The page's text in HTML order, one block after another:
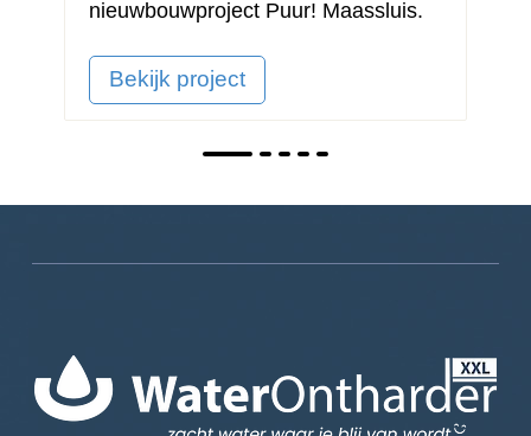
nieuwbouwproject Puur! Maassluis.
Bekijk project